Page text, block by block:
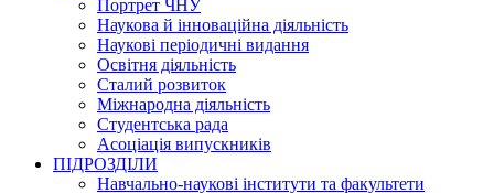
Портрет ЧНУ
Наукова й інноваційна діяльність
Наукові періодичні видання
Освітня діяльність
Сталий розвиток
Міжнародна діяльність
Студентська рада
Асоціація випускників
ПІДРОЗДІЛИ
Навчально-наукові інститути та факультети